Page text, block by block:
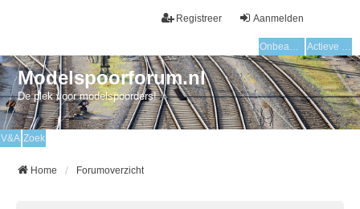
Aanmelden
Registreer
Onbeantwoorde onderwerpen Actieve onderwerpen
Modelspoorforum.nl
De plek voor modelspoorders!
V&A Zoek
Home Forumoverzicht